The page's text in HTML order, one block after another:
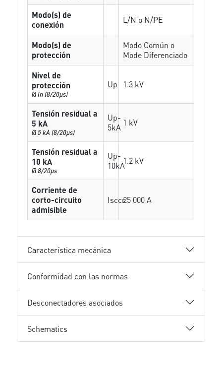
Modo(s) de
conexión
L/N o N/PE
Modo(s) de
protección
Modo Común o
Mode Diferenciado
Nivel de
protección
@ In (8/20µs)
Up 1.3 kV
Tensión residual a
5 kA
@ 5 kA (8/20µs)
Up-
5kA 1 kV
Tensión residual a
10 kA
@ 8/20µs
Up-
10kA1.2 kV
Corriente de
corto-circuito
admisible
Isccr25 000 A
Característica mecánica
Conformidad con las normas
Desconectadores asociados
Schematics